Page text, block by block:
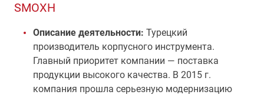
SMOXH
Описание деятельности: Турецкий
производитель корпусного инструмента.
Главный приоритет компании — поставка
продукции высокого качества. В 2015 г.
компания прошла серьезную модернизацию